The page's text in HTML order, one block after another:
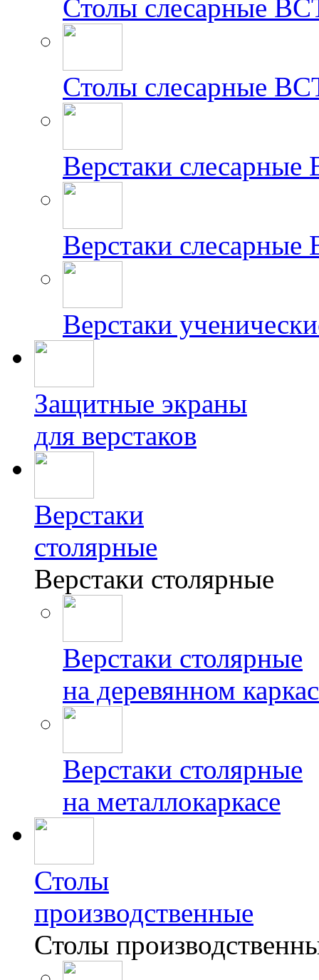
Столы слесарные
Столы слесарные
Верстаки
Верстаки
Верстаки
Защитные экраны
для верстаков
Верстаки
столярные
Верстаки столярные
Верстаки столярные
на деревянном
Верстаки столярные
на металлокаркасе
Столы
производственные
Столы